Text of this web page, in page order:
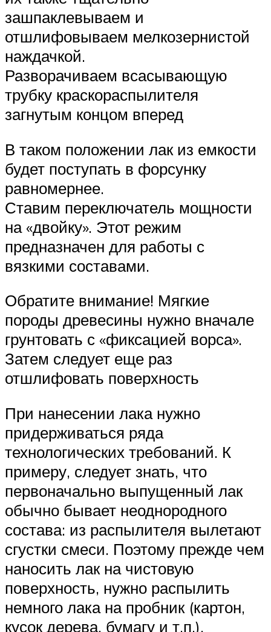
зашпаклевываем и
отшлифовываем мелкозернистой
наждачкой.
Разворачиваем всасывающую
трубку краскораспылителя
загнутым концом вперед
В таком положении лак из емкости
будет поступать в форсунку
равномернее.
Ставим переключатель мощности
на «двойку». Этот режим
предназначен для работы с
вязкими составами.
Обратите внимание! Мягкие
породы древесины нужно вначале
грунтовать с «фиксацией ворса».
Затем следует еще раз
отшлифовать поверхность
При нанесении лака нужно
придерживаться ряда
технологических требований. К
примеру, следует знать, что
первоначально выпущенный лак
обычно бывает неоднородного
состава: из распылителя вылетают
сгустки смеси. Поэтому прежде чем
наносить лак на чистовую
поверхность, нужно распылить
немного лака на пробник (картон,
кусок дерева, бумагу и т.п.).